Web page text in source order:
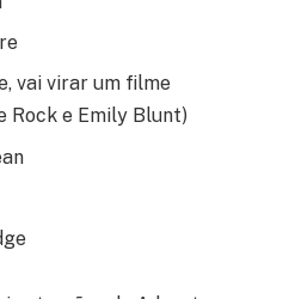
vai virar um filme
Rock e Emily Blunt)